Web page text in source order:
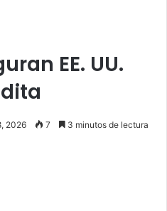
EE. UU.
2026 7 3 minutos de lectura